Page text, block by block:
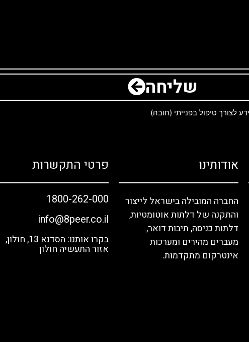
שליחה
לצורך טיפול בפנייתי (חובה)
אודותינו
החברה המובילה בישראל לייצור
והתקנה של דלתות אוטומטיות,
דלתות כניסה, תיבות דואר,
מעברים מהירים ומערכות
אינטרקום מתקדמות.
פרטי התקשרות
1800-262-000
info@8peer.co.il
בקרו אותנו: הסדנא 13, חולון,
אזור התעשיה חולון